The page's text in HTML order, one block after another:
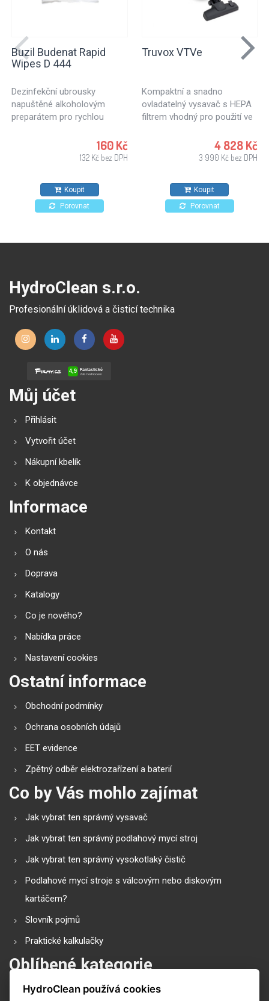
Buzil Budenat Rapid
Wipes D 444
Dezinfekční ubrousky
napuštěné alkoholovým
preparátem pro rychlou
utěrky vhodné pro použití v
potravinářském průmyslu,
povrchů odolných proti
působení alkoholů.
160 Kč
132 Kč bez DPH
Koupit
Porovnat
Truvox VTVe
Kompaktní a snadno
ovladatelný vysavač s HEPA
filtrem vhodný pro použití ve
také pro úklid kanceláří,
hotelů, obchodů.. Vhodný pro
4 828 Kč
3 990 Kč bez DPH
Koupit
Porovnat
HydroClean s.r.o.
Profesionální úklidová a čisticí technika
Můj účet
Přihlásit
Vytvořit účet
Nákupní kbelík
K objednávce
Informace
Kontakt
O nás
Doprava
Katalogy
Co je nového?
Nabídka práce
Nastavení cookies
Ostatní informace
Obchodní podmínky
Ochrana osobních údajů
EET evidence
Zpětný odběr elektrozařízení a baterií
Co by Vás mohlo zajímat
Jak vybrat ten správný vysavač
Jak vybrat ten správný podlahový mycí stroj
Jak vybrat ten správný vysokotlaký čistič
Podlahové mycí stroje s válcovým nebo diskovým
kartáčem?
Slovník pojmů
Praktické kalkulačky
Oblíbené kategorie
Průmyslové vysavače
HydroClean používá cookies